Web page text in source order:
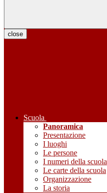
close
Scuola
Panoramica
Presentazione
I luoghi
Le persone
I numeri della scuola
Le carte della scuola
Organizzazione
La storia